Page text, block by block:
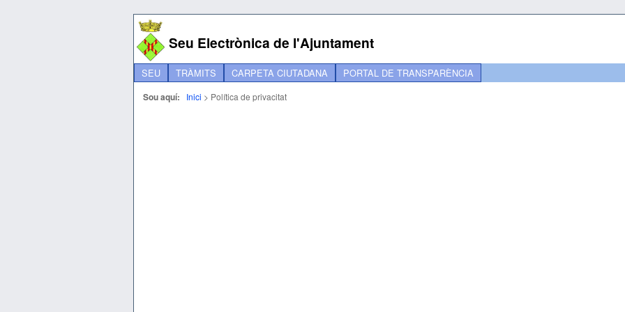
Seu Electrònica de l'Ajuntament
SEU TRÀMITS CARPETA CIUTADANA PORTAL DE TRANSPARÈNCIA
Sou aquí: Inici > Política de privacitat